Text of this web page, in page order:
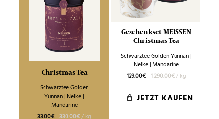
Christmas Tea
Schwarztee Golden
Yunnan | Nelke |
Mandarine
33.00€ 330.00€ / kg
Geschenkset MEISSEN
Christmas Tea
Schwarztee Golden Yunnan |
Nelke | Mandarine
129.00€ 1,290.00€/ kg
JETZT KAUFEN